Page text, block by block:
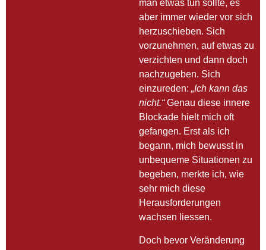
man etwas tun sollte, es
aber immer wieder vor sich
herzuschieben. Sich
vorzunehmen, auf etwas zu
verzichten und dann doch
nachzugeben. Sich
einzureden: „Ich kann das
nicht.“Genau diese innere
Blockade hielt mich oft
gefangen. Erst als ich
begann, mich bewusst in
unbequeme Situationen zu
begeben, merkte ich, wie
sehr mich diese
Herausforderungen
wachsen liessen.
Doch bevor Veränderung